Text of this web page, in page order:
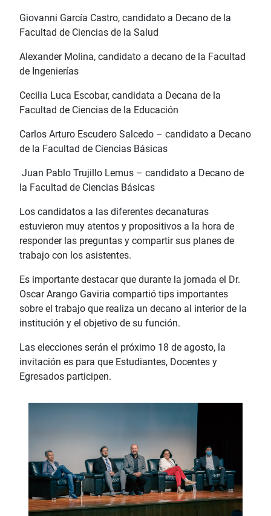
Giovanni García Castro, candidato a Decano de la
Facultad de Ciencias de la Salud
Alexander Molina, candidato a decano de la Facultad
de Ingenierías
Cecilia Luca Escobar, candidata a Decana de la
Facultad de Ciencias de la Educación
Carlos Arturo Escudero Salcedo – candidato a Decano
de la Facultad de Ciencias Básicas
Juan Pablo Trujillo Lemus – candidato a Decano de
la Facultad de Ciencias Básicas
Los candidatos a las diferentes decanaturas
estuvieron muy atentos y propositivos a la hora de
responder las preguntas y compartir sus planes de
trabajo con los asistentes.
Es importante destacar que durante la jornada el Dr.
Oscar Arango Gaviria compartió tips importantes
sobre el trabajo que realiza un decano al interior de la
institución y el objetivo de su función.
Las elecciones serán el próximo 18 de agosto, la
invitación es para que Estudiantes, Docentes y
Egresados participen.